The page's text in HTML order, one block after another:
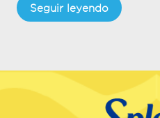
Seguir leyendo